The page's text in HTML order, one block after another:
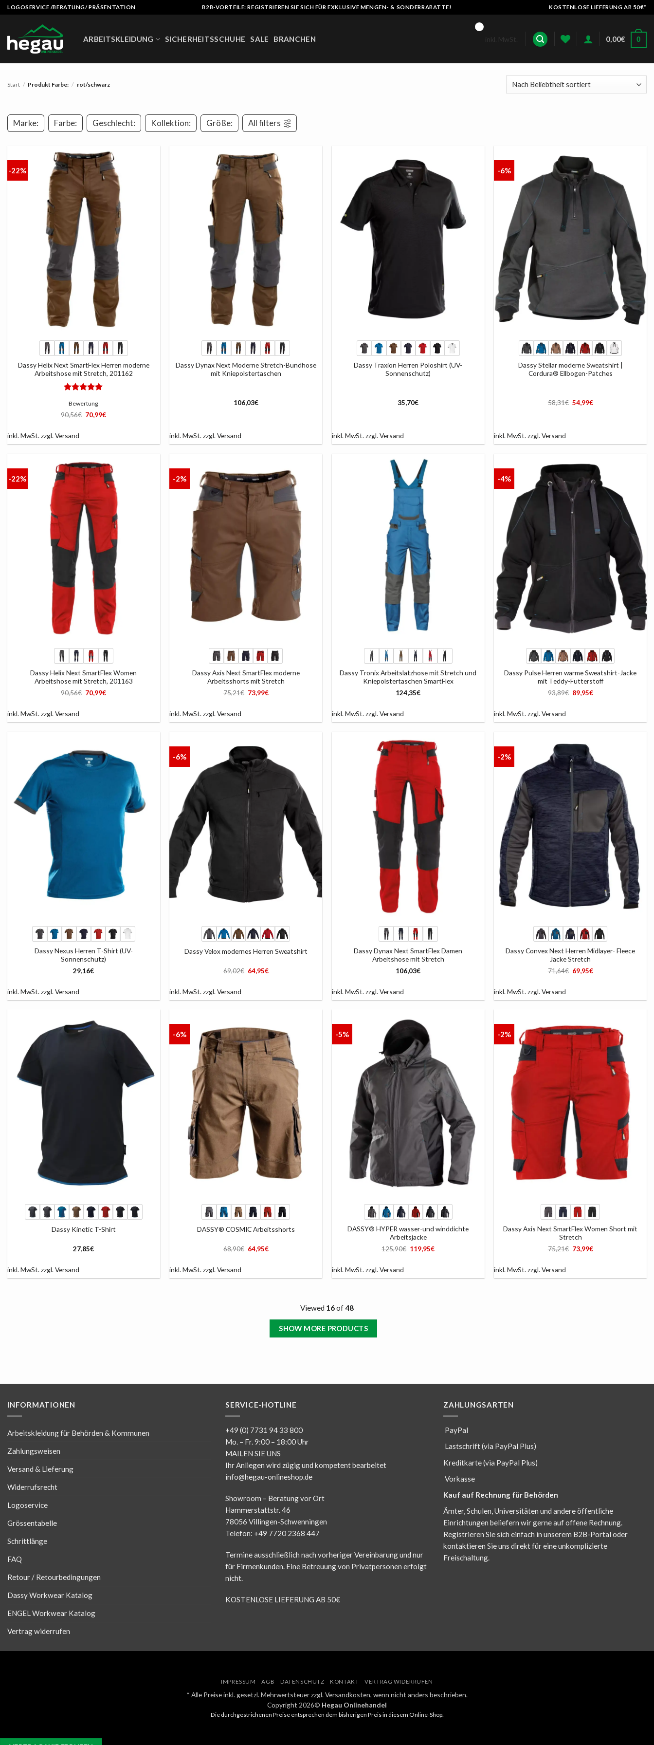
Zum
Inhalt
LOGOSERVICE /BERATUNG/ PRÄSENTATION B2B-VORTEILE: REGISTRIEREN SIE SICH FÜR EXKLUSIVE MENGEN- & SONDERRABATTE! KOSTENLOSE LIEFERUNG AB 50€*
ARBEITSKLEIDUNG SICHERHEITSSCHUHE SALE BRANCHEN inkl. MwSt. 0,00€ 0
Start / Produkt Farbe: / rot/schwarz
Marke: Farbe: Geschlecht: Kollektion: Größe: All filters
-22%
Dassy Helix Next SmartFlex Herren moderne
Arbeitshose mit Stretch, 201162
mit5von
5
Bewertung
90,56€ Ursprünglicher
Preis
70,99€Aktueller
inkl. MwSt.zzgl.Versand
Dassy Dynax Next Moderne Stretch-Bundhose
mit Kniepolstertaschen
106,03€
inkl. MwSt.zzgl.Versand
Dassy Traxion Herren Poloshirt (UV-
Sonnenschutz)
35,70€
inkl. MwSt.zzgl.Versand
-6%
LISTE
Dassy Stellar moderne Sweatshirt |
Cordura® Ellbogen-Patches
58,31€ Ursprünglicher
Preis
54,99€Aktueller
inkl. MwSt.zzgl.Versand
-22%
Dassy Helix Next SmartFlex Women
Arbeitshose mit Stretch, 201163
90,56€ Ursprünglicher
Preis
70,99€Aktueller
inkl. MwSt.zzgl.Versand
-2%
AUF
LISTE
Dassy Axis Next SmartFlex moderne
Arbeitsshorts mit Stretch
75,21€ Ursprünglicher
Preis
73,99€Aktueller
inkl. MwSt.zzgl.Versand
Dassy Tronix Arbeitslatzhose mit Stretch und
Kniepolstertaschen SmartFlex
124,35€
inkl. MwSt.zzgl.Versand
-4%
LISTE
Dassy Pulse Herren warme Sweatshirt-Jacke
mit Teddy-Futterstoff
93,89€ Ursprünglicher
Preis
89,95€Aktueller
inkl. MwSt.zzgl.Versand
DIE
LISTE
Dassy Nexus Herren T-Shirt (UV-
Sonnenschutz)
29,16€
inkl. MwSt.zzgl.Versand
-6%
LISTE
Dassy Velox modernes Herren Sweatshirt
69,02€ Ursprünglicher
Preis
64,95€Aktueller
inkl. MwSt.zzgl.Versand
Dassy Dynax Next SmartFlex Damen
Arbeitshose mit Stretch
106,03€
inkl. MwSt.zzgl.Versand
-2%
LISTE
Dassy Convex Next Herren Midlayer- Fleece
Jacke Stretch
71,64€ Ursprünglicher
Preis
69,95€Aktueller
inkl. MwSt.zzgl.Versand
DIE
LISTE
Dassy Kinetic T-Shirt
27,85€
inkl. MwSt.zzgl.Versand
-6%
DASSY® COSMIC Arbeitsshorts
68,90€ Ursprünglicher
Preis
64,95€Aktueller
inkl. MwSt.zzgl.Versand
-5%
DASSY® HYPER wasser-und winddichte
Arbeitsjacke
125,90€ Ursprünglicher
Preis
119,95€Aktueller
inkl. MwSt.zzgl.Versand
-2%
AUF
DIE
LISTE
Dassy Axis Next SmartFlex Women Short mit
Stretch
75,21€ Ursprünglicher
Preis
73,99€Aktueller
inkl. MwSt.zzgl.Versand
Viewed 16of48
SHOW MORE PRODUCTS
INFORMATIONEN
Arbeitskleidung für Behörden & Kommunen
Zahlungsweisen
Versand & Lieferung
Widerrufsrecht
Logoservice
Grössentabelle
Schrittlänge
FAQ
Retour / Retourbedingungen
Dassy Workwear Katalog
ENGEL Workwear Katalog
Vertrag widerrufen
SERVICE-HOTLINE
+49 (0) 7731 94 33 800
Mo. – Fr. 9:00 – 18:00 Uhr
MAILEN SIE UNS
Ihr Anliegen wird zügig und kompetent bearbeitet
info@hegau-onlineshop.de
Showroom – Beratung vor Ort
Hammerstattstr. 46
78056 Villingen-Schwenningen
Telefon: +49 7720 2368 447
Termine ausschließlich nach vorheriger Vereinbarung und nur
für Firmenkunden. Eine Betreuung von Privatpersonen erfolgt
nicht.
KOSTENLOSE LIEFERUNG AB 50€
ZAHLUNGSARTEN
PayPal
Lastschrift (via PayPal Plus)
Kreditkarte (via PayPal Plus)
Vorkasse
Kauf auf Rechnung für Behörden
Ämter, Schulen, Universitäten und andere öffentliche
Einrichtungen beliefern wir gerne auf offene Rechnung.
Registrieren Sie sich einfach in unserem B2B-Portal oder
kontaktieren Sie uns direkt für eine unkomplizierte
Freischaltung.
IMPRESSUM AGB DATENSCHUTZ KONTAKT VERTRAG WIDERRUFEN
* Alle Preise inkl. gesetzl. Mehrwertsteuer zzgl. Versandkosten, wenn nicht anders beschrieben.
Copyright 2026© Hegau Onlinehandel
Die durchgestrichenen Preise entsprechen dem bisherigen Preis in diesem Online-Shop.